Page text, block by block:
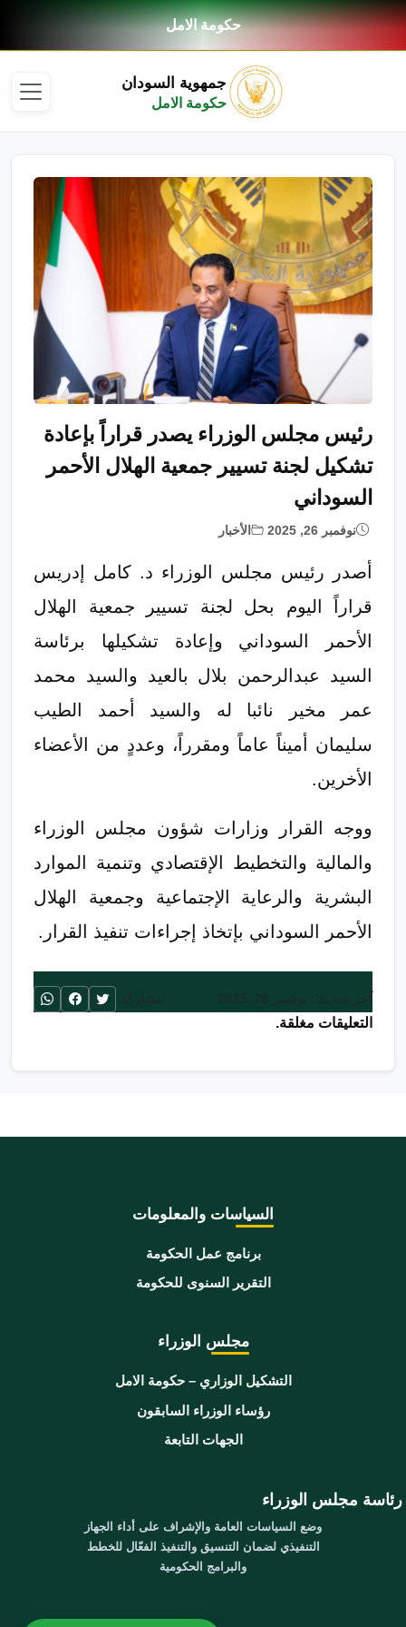
حكومة الامل
جمهوية السودان
حكومة الامل
رئيس مجلس الوزراء يصدر قراراً بإعادة
تشكيل لجنة تسيير جمعية الهلال الأحمر
السوداني
نوفمبر 26, 2025 الأخبار
أصدر رئيس مجلس الوزراء د. كامل إدريس
قراراً اليوم بحل لجنة تسيير جمعية الهلال
الأحمر السوداني وإعادة تشكيلها برئاسة
السيد عبدالرحمن بلال بالعيد والسيد محمد
عمر مخير نائبا له والسيد أحمد الطيب
سليمان أميناً عاماً ومقرراً، وعددٍ من الأعضاء
الأخرين.
ووجه القرار وزارات شؤون مجلس الوزراء
والمالية والتخطيط الإقتصادي وتنمية الموارد
البشرية والرعاية الإجتماعية وجمعية الهلال
الأحمر السوداني بإتخاذ إجراءات تنفيذ القرار.
التعليقات مغلقة.
السياسات والمعلومات
برنامج عمل الحكومة
التقرير السنوى للحكومة
مجلس الوزراء
التشكيل الوزاري – حكومة الامل
رؤساء الوزراء السابقون
الجهات التابعة
رئاسة مجلس الوزراء
وضع السياسات العامة والإشراف على أداء الجهاز
التنفيذي لضمان التنسيق والتنفيذ الفعّال للخطط
والبرامج الحكومية